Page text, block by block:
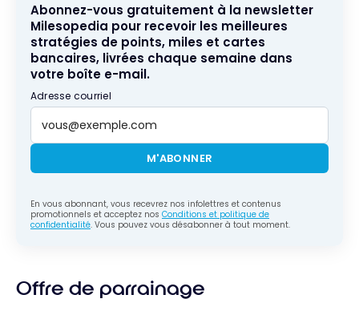
Abonnez-vous gratuitement à la newsletter
Milesopedia pour recevoir les meilleures
stratégies de points, miles et cartes
bancaires, livrées chaque semaine dans
votre boîte e-mail.
Adresse courriel
M'ABONNER
En vous abonnant, vous recevrez nos infolettres et contenus
promotionnels et acceptez nos Conditions et politique de
confidentialité. Vous pouvez vous désabonner à tout moment.
Offre de parrainage